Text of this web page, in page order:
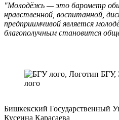
"Молодёжь — это барометр
нравственной, воспитанной,
предприимчивой является
благополучным становится
Бишкекский Государственный
Кусеина Карасаева